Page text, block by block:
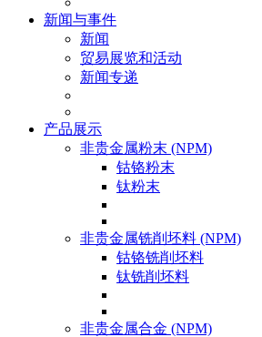
新闻与事件
新闻
贸易展览和活动
新闻专递
产品展示
非贵金属粉末 (NPM)
钴铬粉末
钛粉末
非贵金属铣削坯料 (NPM)
钴铬铣削坯料
钛铣削坯料
非贵金属合金 (NPM)